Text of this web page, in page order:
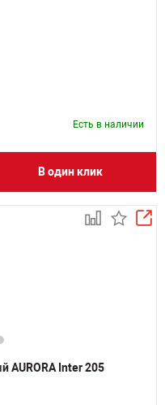
Есть в наличии
В один клик
AURORA Inter 205